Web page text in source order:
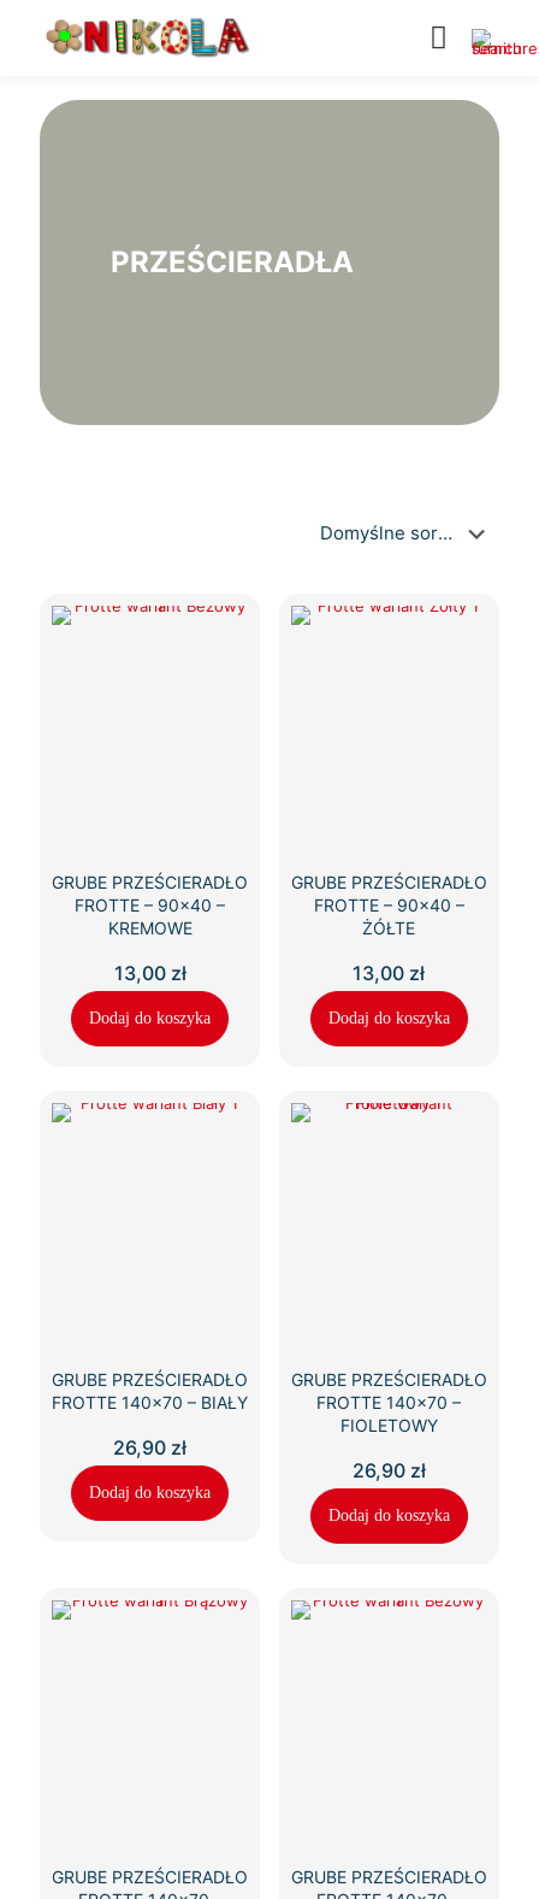
PRZEŚCIERADŁA
GRUBE PRZEŚCIERADŁO
FROTTE – 90×40 –
KREMOWE
13,00 zł
Dodaj do koszyka
GRUBE PRZEŚCIERADŁO
FROTTE – 90×40 –
ŻÓŁTE
13,00 zł
Dodaj do koszyka
GRUBE PRZEŚCIERADŁO
FROTTE 140×70 – BIAŁY
26,90 zł
Dodaj do koszyka
GRUBE PRZEŚCIERADŁO
FROTTE 140×70 –
FIOLETOWY
26,90 zł
Dodaj do koszyka
GRUBE PRZEŚCIERADŁO
GRUBE PRZEŚCIERADŁO